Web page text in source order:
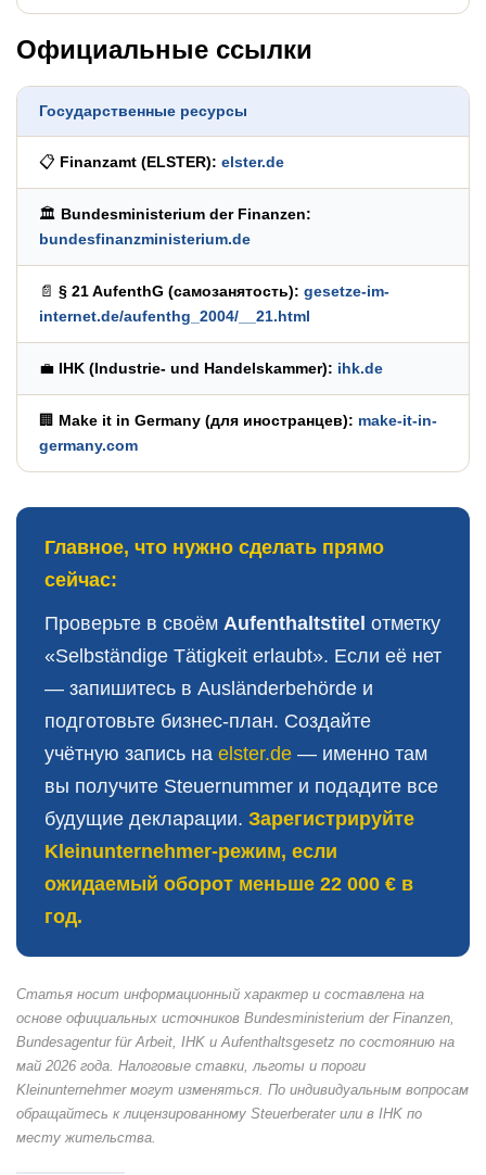
Официальные ссылки
Государственные ресурсы
📋 Finanzamt (ELSTER): elster.de
🏛️ Bundesministerium der Finanzen:
bundesfinanzministerium.de
📄 § 21 AufenthG (самозанятость): gesetze-im-
internet.de/aufenthg_2004/__21.html
💼 IHK (Industrie- und Handelskammer): ihk.de
🏢 Make it in Germany (для иностранцев): make-it-in-
germany.com
Главное, что нужно сделать прямо
сейчас:
Проверьте в своём Aufenthaltstitel отметку
«Selbständige Tätigkeit erlaubt». Если её нет
— запишитесь в Ausländerbehörde и
подготовьте бизнес-план. Создайте
учётную запись на elster.de — именно там
вы получите Steuernummer и подадите все
будущие декларации. Зарегистрируйте
Kleinunternehmer-режим, если
ожидаемый оборот меньше 22 000 € в
год.
Статья носит информационный характер и составлена на
основе официальных источников Bundesministerium der Finanzen,
Bundesagentur für Arbeit, IHK и Aufenthaltsgesetz по состоянию на
май 2026 года. Налоговые ставки, льготы и пороги
Kleinunternehmer могут изменяться. По индивидуальным вопросам
обращайтесь к лицензированному Steuerberater или в IHK по
месту жительства.